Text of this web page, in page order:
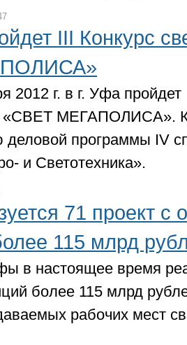
III Конкурс
2012 г. в г. Уфа пройдет
«СВЕТ МЕГАПОЛИСА».
деловой программы IV
и Светотехника».
71 проект с
115 млрд
в настоящее время
более 115 млрд
рабочих мест